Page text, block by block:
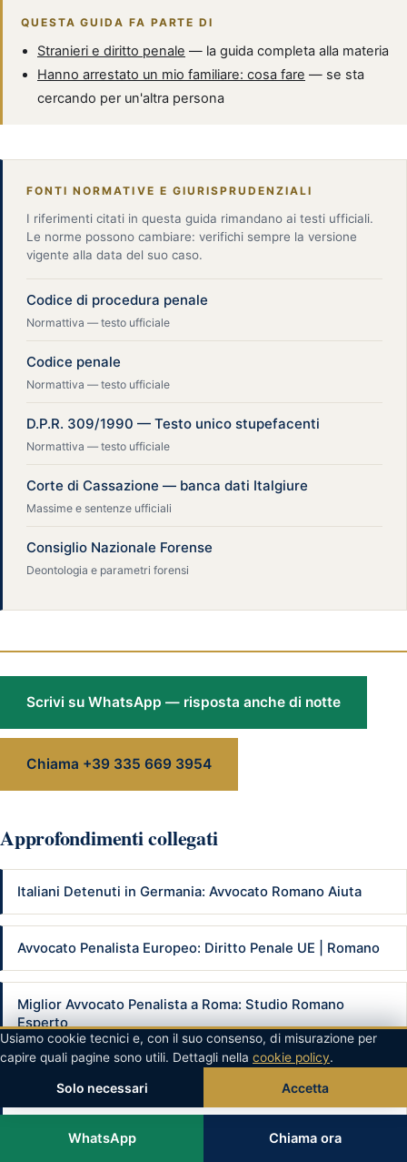
QUESTA GUIDA FA PARTE DI
Stranieri e diritto penale — la guida completa alla materia
Hanno arrestato un mio familiare: cosa fare — se sta
cercando per un'altra persona
FONTI NORMATIVE E GIURISPRUDENZIALI
I riferimenti citati in questa guida rimandano ai testi ufficiali.
Le norme possono cambiare: verifichi sempre la versione
vigente alla data del suo caso.
Codice di procedura penale
Normattiva — testo ufficiale
Codice penale
Normattiva — testo ufficiale
D.P.R. 309/1990 — Testo unico stupefacenti
Normattiva — testo ufficiale
Corte di Cassazione — banca dati Italgiure
Massime e sentenze ufficiali
Consiglio Nazionale Forense
Deontologia e parametri forensi
Scrivi su WhatsApp — risposta anche di notte
Chiama +39 335 669 3954
Approfondimenti collegati
Italiani Detenuti in Germania: Avvocato Romano Aiuta
Avvocato Penalista Europeo: Diritto Penale UE | Romano
Miglior Avvocato Penalista a Roma: Studio Romano
Esperto
Avvocato per Reati Pubblica Amministrazione Roma |
Romano
WhatsApp Chiama ora
Usiamo cookie tecnici e, con il suo consenso, di misurazione per
capire quali pagine sono utili. Dettagli nella cookie policy.
Solo necessari Accetta